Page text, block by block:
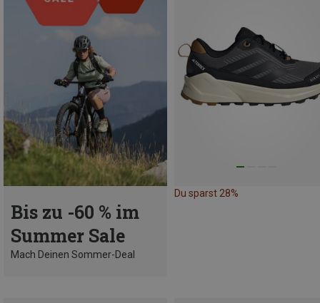
Bis zu -60 % im
Summer Sale
Mach Deinen Sommer-Deal
Du sparst 28%